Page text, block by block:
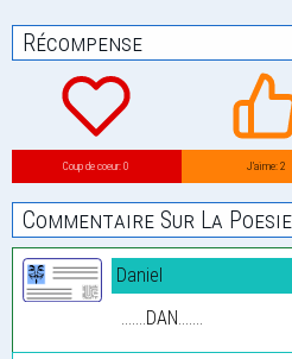
Récompense
Coup de coeur: 0 J’aime: 2
Commentaire Sur La Poesie
Daniel
.......DAN.......